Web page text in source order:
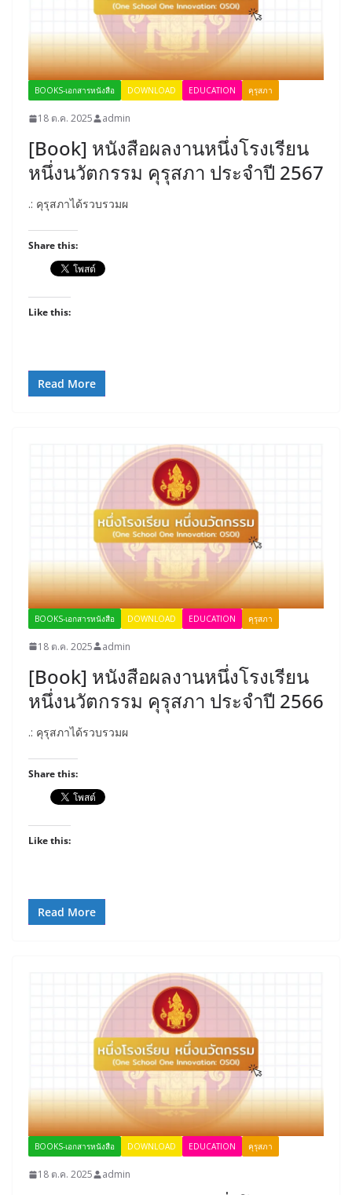
BOOKS-เอกสารหนังสือ DOWNLOAD EDUCATION คุรุสภา
18 ต.ค. 2025 admin
[Book] หนังสือผลงานหนึ่งโรงเรียน
หนึ่งนวัตกรรม คุรุสภา ประจำปี 2567
.: คุรุสภาได้รวบรวมผ
Share this:
Like this:
Read More
BOOKS-เอกสารหนังสือ DOWNLOAD EDUCATION คุรุสภา
18 ต.ค. 2025 admin
[Book] หนังสือผลงานหนึ่งโรงเรียน
หนึ่งนวัตกรรม คุรุสภา ประจำปี 2566
.: คุรุสภาได้รวบรวมผ
Share this:
Like this:
Read More
BOOKS-เอกสารหนังสือ DOWNLOAD EDUCATION คุรุสภา
18 ต.ค. 2025 admin